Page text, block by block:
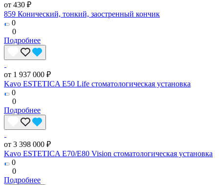
от 430 ₽
859 Конический, тонкий, заостренный кончик
0
0
Подробнее
от 1 937 000 ₽
Kavo ESTETICA E50 Life стоматологическая установка
0
0
Подробнее
от 3 398 000 ₽
Kavo ESTETICA E70/E80 Vision стоматологическая установка
0
0
Подробнее